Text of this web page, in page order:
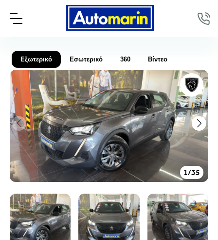
Εξωτερικό Εσωτερικό 360 Βίντεο
1/35